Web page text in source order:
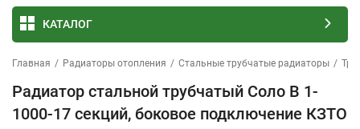
КАТАЛОГ
Главная / Радиаторы отопления / Стальные трубчатые радиаторы /
Радиатор стальной трубчатый Соло В 1-
1000-17 секций, боковое подключение КЗТО